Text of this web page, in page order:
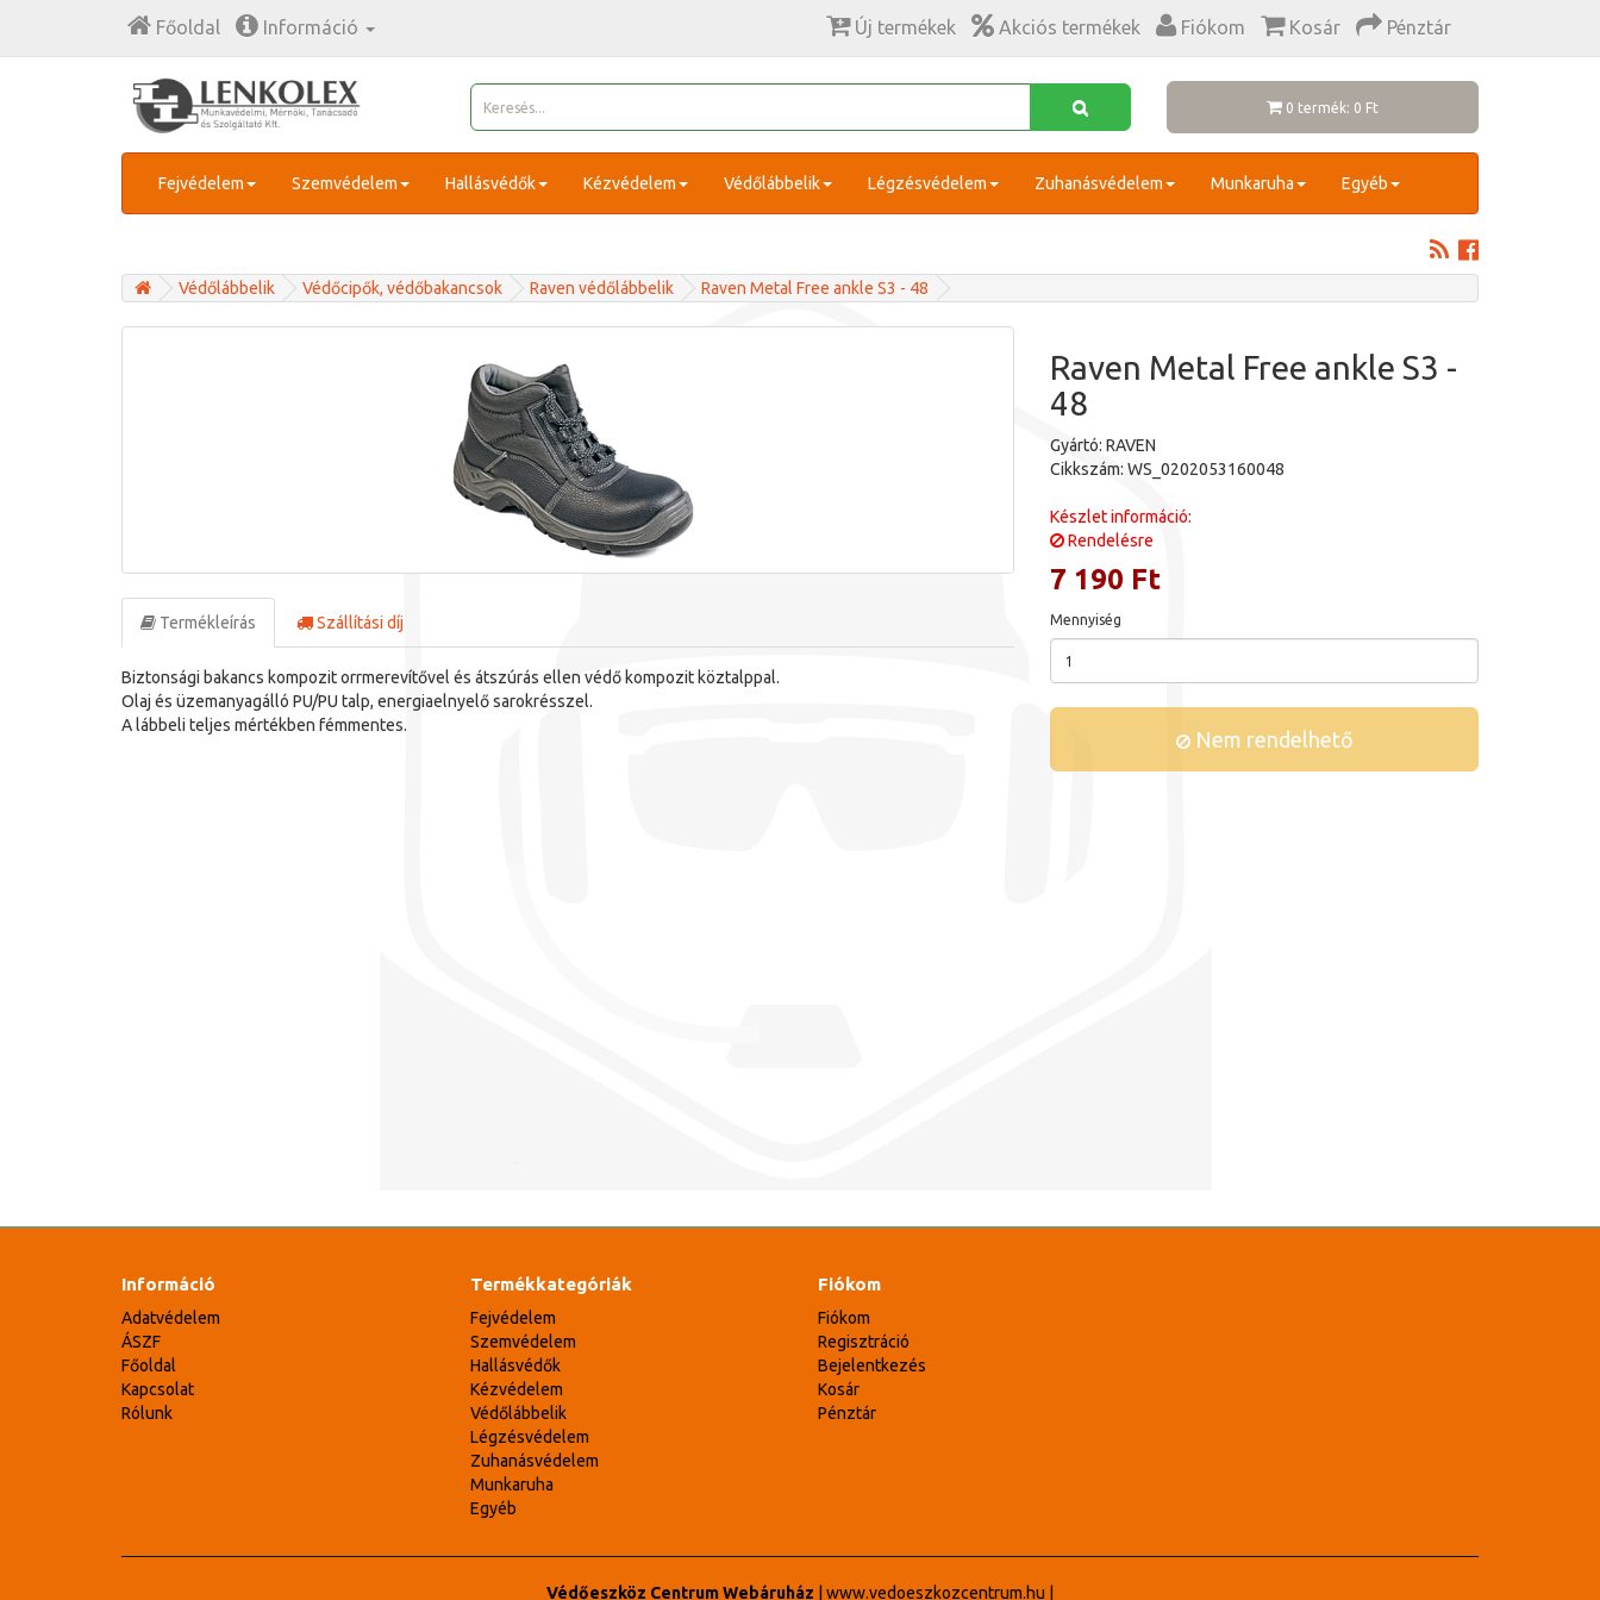
Főoldal Információ Új termékek Akciós termékek Fiókom Kosár Pénztár
0 termék: 0 Ft
Fejvédelem Szemvédelem Hallásvédők Kézvédelem Védőlábbelik Légzésvédelem Zuhanásvédelem Munkaruha Egyéb
Védőlábbelik Védőcipők, védőbakancsok Raven védőlábbelik Raven Metal Free ankle S3 - 48
Termékleírás Szállítási díj
Biztonsági bakancs kompozit orrmerevítővel és átszúrás ellen védő kompozit köztalppal.
Olaj és üzemanyagálló PU/PU talp, energiaelnyelő sarokrésszel.
A lábbeli teljes mértékben fémmentes.
Raven Metal Free ankle S3 -
48
Gyártó: RAVEN
Cikkszám: WS_0202053160048
Készlet információ:
Rendelésre
7 190 Ft
Mennyiség
Nem rendelhető
Információ
Adatvédelem
ÁSZF
Főoldal
Kapcsolat
Rólunk
Termékkategóriák
Fejvédelem
Szemvédelem
Hallásvédők
Kézvédelem
Védőlábbelik
Légzésvédelem
Zuhanásvédelem
Munkaruha
Egyéb
Fiókom
Fiókom
Regisztráció
Bejelentkezés
Kosár
Pénztár
Védőeszköz Centrum Webáruház www.vedoeszkozcentrum.hu